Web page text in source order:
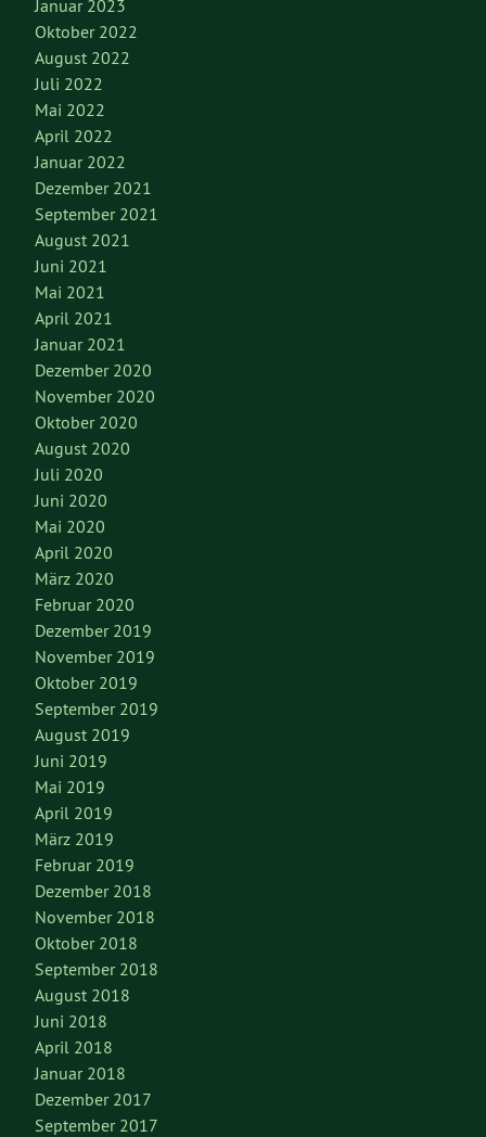
Januar 2023
Oktober 2022
August 2022
Juli 2022
Mai 2022
April 2022
Januar 2022
Dezember 2021
September 2021
August 2021
Juni 2021
Mai 2021
April 2021
Januar 2021
Dezember 2020
November 2020
Oktober 2020
August 2020
Juli 2020
Juni 2020
Mai 2020
April 2020
März 2020
Februar 2020
Dezember 2019
November 2019
Oktober 2019
September 2019
August 2019
Juni 2019
Mai 2019
April 2019
März 2019
Februar 2019
Dezember 2018
November 2018
Oktober 2018
September 2018
August 2018
Juni 2018
April 2018
Januar 2018
Dezember 2017
September 2017